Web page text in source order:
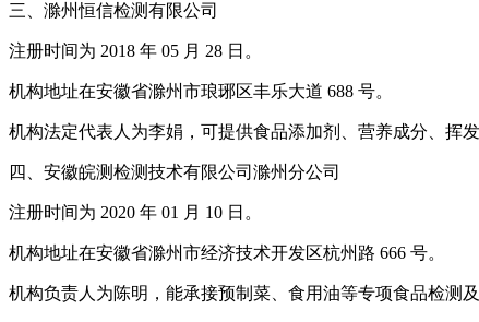
三、滁州恒信检测有限公司
注册时间为 2018 年 05 月 28 日。
机构地址在安徽省滁州市琅琊区丰乐大道 688 号。
机构法定代表人为李娟，可提供食品添加剂、营养成分、挥
四、安徽皖测检测技术有限公司滁州分公司
注册时间为 2020 年 01 月 10 日。
机构地址在安徽省滁州市经济技术开发区杭州路 666 号。
机构负责人为陈明，能承接预制菜、食用油等专项食品检测及